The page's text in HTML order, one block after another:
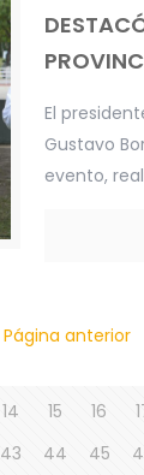
El
Gustavo
evento,
Página anterior
14 15 16
43 44 45